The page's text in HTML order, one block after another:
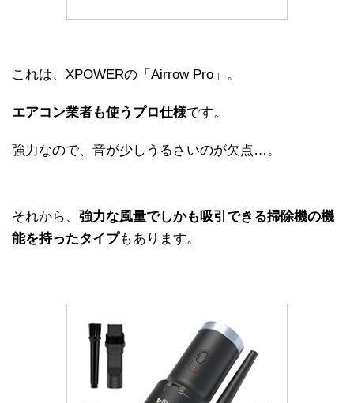
これは、XPOWERの「Airrow Pro」。
エアコン業者も使うプロ仕様です。
強力なので、音が少しうるさいのが欠点…。
それから、 強力な風量でしかも吸引できる掃除機の機
能を持ったタイプもあります。